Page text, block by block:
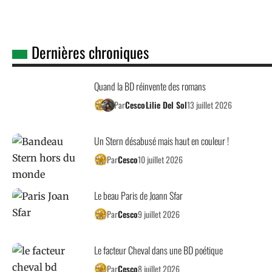
Dernières chroniques
Quand la BD réinvente des romans
ParCescoLilie Del Sol13 juillet 2026
Un Stern désabusé mais haut en couleur !
ParCesco10 juillet 2026
Le beau Paris de Joann Sfar
ParCesco9 juillet 2026
Le facteur Cheval dans une BD poétique
ParCesco8 juillet 2026